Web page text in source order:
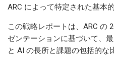
ARC によって特定された基本
この戦略レポートは、ARC の
ゼンテーションに基づいて、
と AI の長所と課題の包括的な